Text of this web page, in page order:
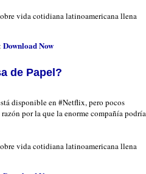
vida cotidiana latinoamericana llena
Download Now
de Papel?
disponible en #Netflix, pero pocos
por la que la enorme compañía podría
vida cotidiana latinoamericana llena